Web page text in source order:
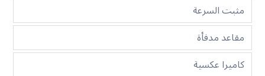
مثبت السرعة
مقاعد مدفأة
كاميرا عكسية